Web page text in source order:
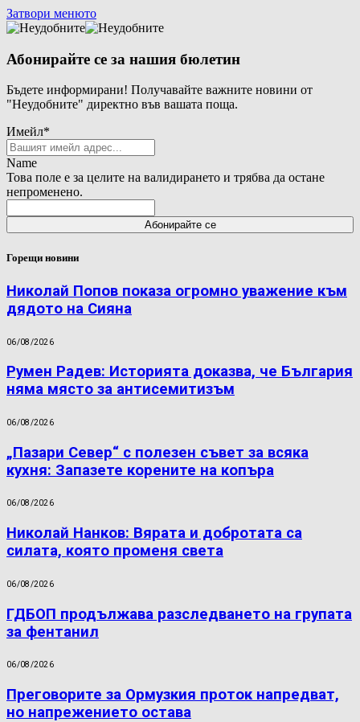
Затвори менюто
Абонирайте се за нашия бюлетин
Бъдете информирани! Получавайте важните новини от
"Неудобните" директно във вашата поща.
Имейл*
Name
Това поле е за целите на валидирането и трябва да остане
непроменено.
Горещи новини
Николай Попов показа огромно уважение към
дядото на Сияна
06/08/2026
Румен Радев: Историята доказва, че България
няма място за антисемитизъм
06/08/2026
„Пазари Север“ с полезен съвет за всяка
кухня: Запазете корените на копъра
06/08/2026
Николай Нанков: Вярата и добротата са
силата, която променя света
06/08/2026
ГДБОП продължава разследването на групата
за фентанил
06/08/2026
Преговорите за Ормузкия проток напредват,
но напрежението остава